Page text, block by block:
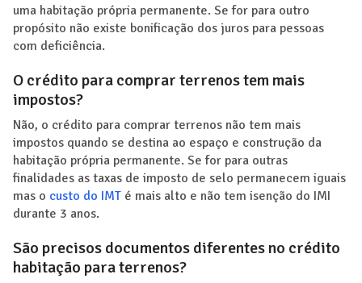
uma habitação própria permanente. Se for para outro
propósito não existe bonificação dos juros para pessoas
com deficiência.
O crédito para comprar terrenos tem mais
impostos?
Não, o crédito para comprar terrenos não tem mais
impostos quando se destina ao espaço e construção da
habitação própria permanente. Se for para outras
finalidades as taxas de imposto de selo permanecem iguais
mas o custo do IMT é mais alto e não tem isenção do IMI
durante 3 anos.
São precisos documentos diferentes no crédito
habitação para terrenos?